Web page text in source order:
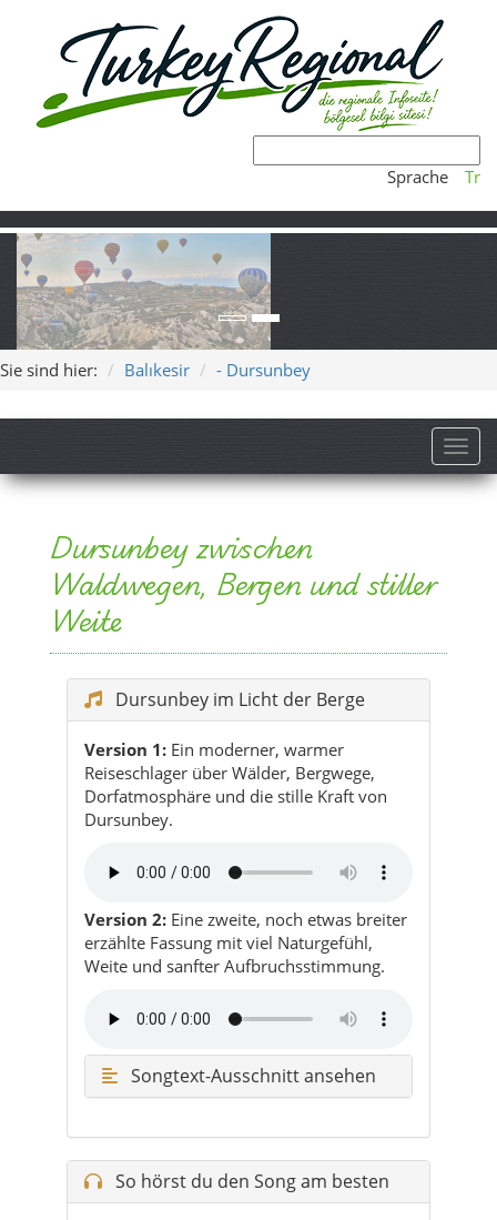
Sprache Tr
Sie sind hier: Balıkesir - Dursunbey
Dursunbey zwischen
Waldwegen, Bergen und stiller
Weite
Dursunbey im Licht der Berge
Version 1: Ein moderner, warmer
Reiseschlager über Wälder, Bergwege,
Dorfatmosphäre und die stille Kraft von
Dursunbey.
Version 2: Eine zweite, noch etwas breiter
erzählte Fassung mit viel Naturgefühl,
Weite und sanfter Aufbruchsstimmung.
Songtext-Ausschnitt ansehen
So hörst du den Song am besten